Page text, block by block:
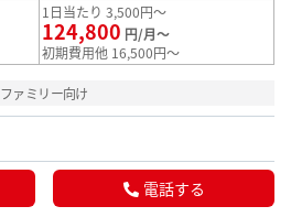
1日当たり 3,500円～
124,800 円/月～
初期費用他 16,500円～
ファミリー向け
電話する